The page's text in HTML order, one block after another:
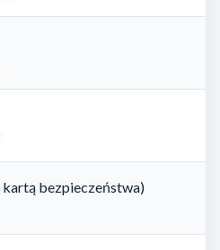
kartą bezpieczeństwa)